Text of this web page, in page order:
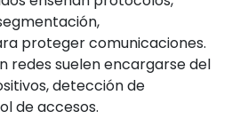
proteger comunicaciones.
redes suelen encargarse del
detección de
de accesos.